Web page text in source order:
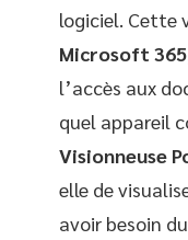
logiciel. Cette
Microsoft 365
l’accès aux
quel appareil
Visionneuse
elle de
avoir besoin